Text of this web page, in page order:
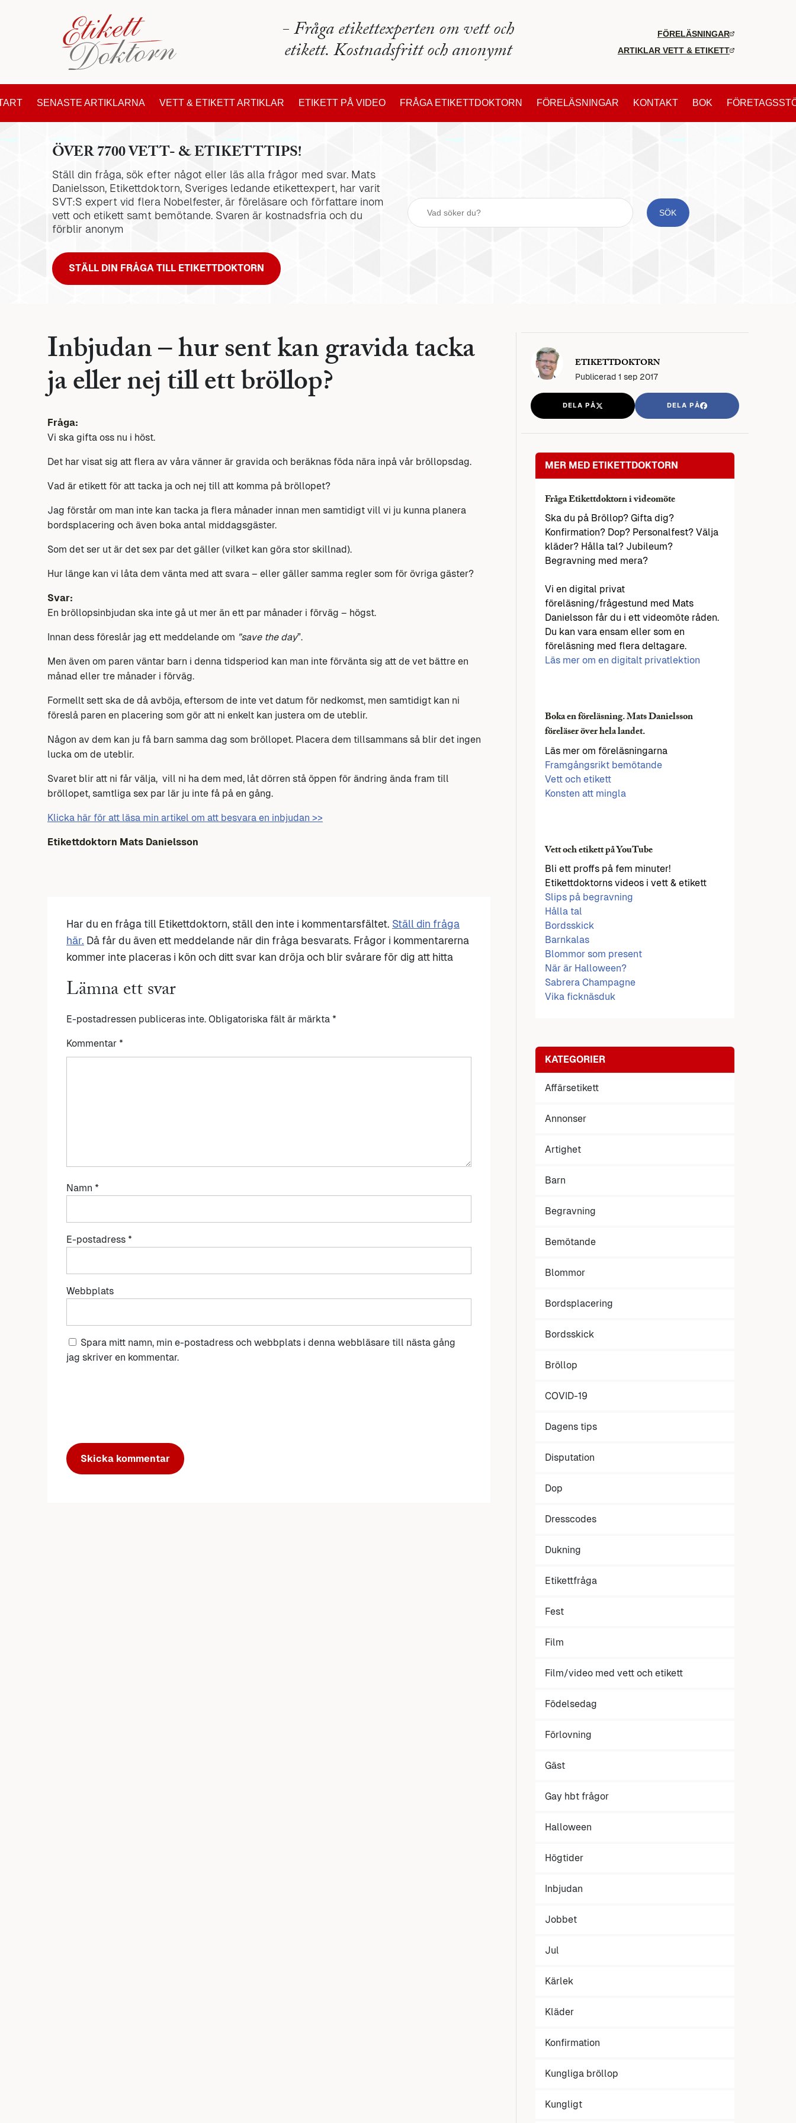
- Fråga etikettexperten om vett och
etikett. Kostnadsfritt och anonymt
FÖRELÄSNINGAR
ARTIKLAR VETT & ETIKETT
SENASTE ARTIKLARNA VETT & ETIKETT ARTIKLAR ETIKETT PÅ VIDEO FRÅGA ETIKETTDOKTORN FÖRELÄSNINGAR KONTAKT BOK
ÖVER 7700 VETT- & ETIKETTTIPS!
Ställ din fråga, sök efter något eller läs alla frågor med svar. Mats
Danielsson, Etikettdoktorn, Sveriges ledande etikettexpert, har varit
SVT:S expert vid flera Nobelfester, är föreläsare och författare inom
vett och etikett samt bemötande. Svaren är kostnadsfria och du
förblir anonym
STÄLL DIN FRÅGA TILL ETIKETTDOKTORN
Inbjudan – hur sent kan gravida tacka
ja eller nej till ett bröllop?
Fråga:
Vi ska gifta oss nu i höst.
Det har visat sig att flera av våra vänner är gravida och beräknas föda nära inpå vår bröllopsdag.
Vad är etikett för att tacka ja och nej till att komma på bröllopet?
Jag förstår om man inte kan tacka ja flera månader innan men samtidigt vill vi ju kunna planera
bordsplacering och även boka antal middagsgäster.
Som det ser ut är det sex par det gäller (vilket kan göra stor skillnad).
Hur länge kan vi låta dem vänta med att svara – eller gäller samma regler som för övriga gäster?
Svar:
En bröllopsinbjudan ska inte gå ut mer än ett par månader i förväg – högst.
Innan dess föreslår jag ett meddelande om ”save the day”.
Men även om paren väntar barn i denna tidsperiod kan man inte förvänta sig att de vet bättre en
månad eller tre månader i förväg.
Formellt sett ska de då avböja, eftersom de inte vet datum för nedkomst, men samtidigt kan ni
föreslå paren en placering som gör att ni enkelt kan justera om de uteblir.
Någon av dem kan ju få barn samma dag som bröllopet. Placera dem tillsammans så blir det ingen
lucka om de uteblir.
Svaret blir att ni får välja, vill ni ha dem med, låt dörren stå öppen för ändring ända fram till
bröllopet, samtliga sex par lär ju inte få på en gång.
Klicka här för att läsa min artikel om att besvara en inbjudan >>
Etikettdoktorn Mats Danielsson
Har du en fråga till Etikettdoktorn, ställ den inte i kommentarsfältet. Ställ din fråga
här. Då får du även ett meddelande när din fråga besvarats. Frågor i kommentarerna
kommer inte placeras i kön och ditt svar kan dröja och blir svårare för dig att hitta
Lämna ett svar
E-postadressen publiceras inte. Obligatoriska fält är märkta *
Kommentar *
Namn *
E-postadress *
Webbplats
Spara mitt namn, min e-postadress och webbplats i denna webbläsare till nästa gång
jag skriver en kommentar.
ETIKETTDOKTORN
Publicerad 1 sep 2017
DELA PÅ DELA PÅ
MER MED ETIKETTDOKTORN
Fråga Etikettdoktorn i videomöte
Ska du på Bröllop? Gifta dig?
Konfirmation? Dop? Personalfest? Välja
kläder? Hålla tal? Jubileum?
Begravning med mera?
Vi en digital privat
föreläsning/frågestund med Mats
Danielsson får du i ett videomöte råden.
Du kan vara ensam eller som en
föreläsning med flera deltagare.
Läs mer om en digitalt privatlektion
Boka en föreläsning. Mats Danielsson
föreläser över hela landet.
Läs mer om föreläsningarna
Framgångsrikt bemötande
Vett och etikett
Konsten att mingla
Vett och etikett på YouTube
Bli ett proffs på fem minuter!
Etikettdoktorns videos i vett & etikett
Slips på begravning
Hålla tal
Bordsskick
Barnkalas
Blommor som present
När är Halloween?
Sabrera Champagne
Vika ficknäsduk
KATEGORIER
Affärsetikett
Annonser
Artighet
Barn
Begravning
Bemötande
Blommor
Bordsplacering
Bordsskick
Bröllop
COVID-19
Dagens tips
Disputation
Dop
Dresscodes
Dukning
Etikettfråga
Fest
Film
Film/video med vett och etikett
Födelsedag
Förlovning
Gäst
Gay hbt frågor
Halloween
Högtider
Inbjudan
Jobbet
Jul
Kärlek
Kläder
Konfirmation
Kungliga bröllop
Kungligt